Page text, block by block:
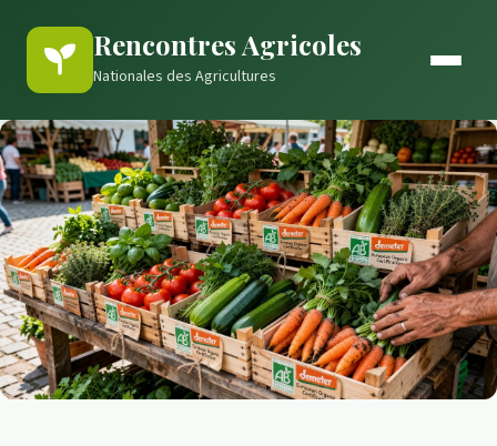
Rencontres Agricoles
Nationales des Agricultures